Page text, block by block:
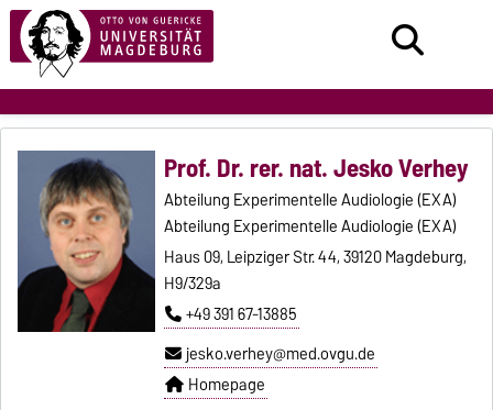
Prof. Dr. rer. nat. Jesko Verhey
Abteilung Experimentelle Audiologie (EXA)
Abteilung Experimentelle Audiologie (EXA)
Haus 09, Leipziger Str. 44, 39120 Magdeburg,
H9/329a
+49 391 67-13885
jesko.verhey@med.ovgu.de
Homepage